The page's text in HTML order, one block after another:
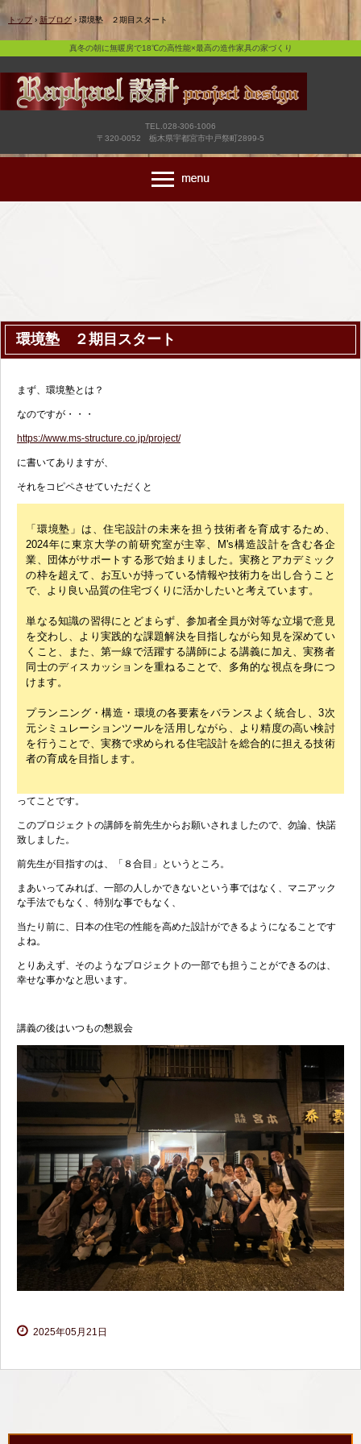
真冬の朝に無暖房で18℃の高性能×最高の造作家具の家づくり
トップ › 新ブログ › 環境塾 ２期目スタート
真冬の朝に無暖房で18℃の高性能×最高の造作家具の家づくり
TEL.028-306-1006
〒320-0052 栃木県宇都宮市中戸祭町2899-5
環境塾 ２期目スタート
まず、環境塾とは？
なのですが・・・
https://www.ms-structure.co.jp/project/
に書いてありますが、
それをコピペさせていただくと
「環境塾」は、住宅設計の未来を担う技術者を育成するため、
2024年に東京大学の前研究室が主宰、M's構造設計を含む各企
業、団体がサポートする形で始まりました。実務とアカデミック
の枠を超えて、お互いが持っている情報や技術力を出し合うこと
で、より良い品質の住宅づくりに活かしたいと考えています。
単なる知識の習得にとどまらず、参加者全員が対等な立場で意見
を交わし、より実践的な課題解決を目指しながら知見を深めてい
くこと、また、第一線で活躍する講師による講義に加え、実務者
同士のディスカッションを重ねることで、多角的な視点を身につ
けます。
プランニング・構造・環境の各要素をバランスよく統合し、3次
元シミュレーションツールを活用しながら、より精度の高い検討
を行うことで、実務で求められる住宅設計を総合的に担える技術
者の育成を目指します。
ってことです。
このプロジェクトの講師を前先生からお願いされましたので、勿論、快諾
致しました。
前先生が目指すのは、「８合目」というところ。
まあいってみれば、一部の人しかできないという事ではなく、マニアック
な手法でもなく、特別な事でもなく、
当たり前に、日本の住宅の性能を高めた設計ができるようになることです
よね。
とりあえず、そのようなプロジェクトの一部でも担うことができるのは、
幸せな事かなと思います。
講義の後はいつもの懇親会
2025年05月21日